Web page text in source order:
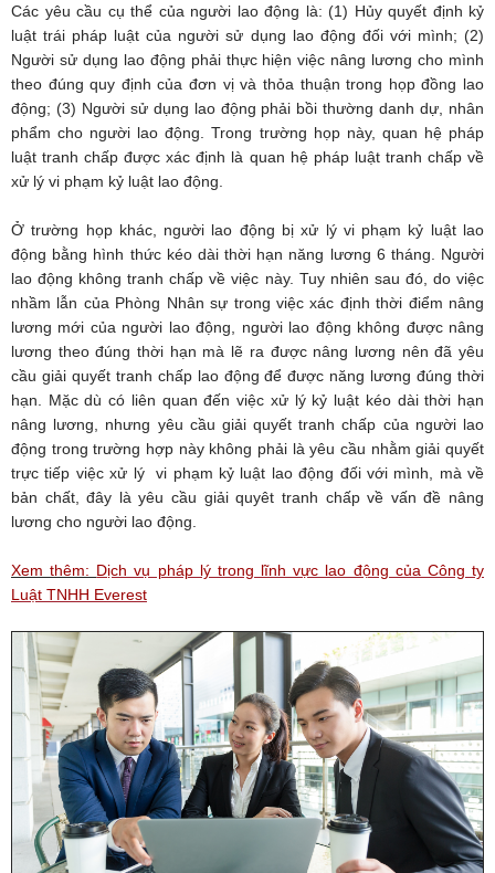
Các yêu cầu cụ thể của người lao động là: (1) Hủy quyết định kỷ
luật trái pháp luật của người sử dụng lao động đối với mình; (2)
Người sử dụng lao động phải thực hiện việc nâng lương cho mình
theo đúng quy định của đơn vị và thỏa thuận trong họp đồng lao
động; (3) Người sử dụng lao động phải bồi thường danh dự, nhân
phẩm cho người lao động. Trong trường họp này, quan hệ pháp
luật tranh chấp được xác định là quan hệ pháp luật tranh chấp về
xử lý vi phạm kỷ luật lao động.
Ở trường họp khác, người lao động bị xử lý vi phạm kỷ luật lao
động bằng hình thức kéo dài thời hạn năng lương 6 tháng. Người
lao động không tranh chấp về việc này. Tuy nhiên sau đó, do việc
nhầm lẫn của Phòng Nhân sự trong việc xác định thời điểm nâng
lương mới của người lao động, người lao động không được nâng
lương theo đúng thời hạn mà lẽ ra được nâng lương nên đã yêu
cầu giải quyết tranh chấp lao động để được năng lương đúng thời
hạn. Mặc dù có liên quan đến việc xử lý kỷ luật kéo dài thời hạn
nâng lương, nhưng yêu cầu giải quyết tranh chấp của người lao
động trong trường hợp này không phải là yêu cầu nhằm giải quyết
trực tiếp việc xử lý vi phạm kỷ luật lao động đối với mình, mà về
bản chất, đây là yêu cầu giải quyêt tranh chấp về vấn đề nâng
lương cho người lao động.
Xem thêm: Dịch vụ pháp lý trong lĩnh vực lao động của Công ty
Luật TNHH Everest